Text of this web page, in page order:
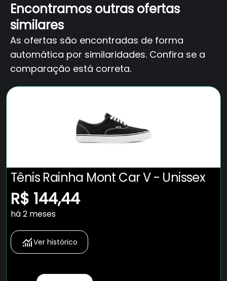
Encontramos outras ofertas
similares
As ofertas são encontradas de forma
automática por similaridades. Confira se a
comparação está correta.
Tênis Rainha Mont Car V - Unissex
R$ 144,44
há 2 meses
Ver histórico